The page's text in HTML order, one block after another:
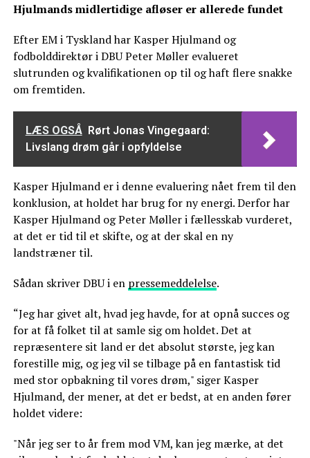
Hjulmands midlertidige afløser er allerede fundet
Efter EM i Tyskland har Kasper Hjulmand og
fodbolddirektør i DBU Peter Møller evalueret
slutrunden og kvalifikationen op til og haft flere snakke
om fremtiden.
LÆS OGSÅ Rørt Jonas Vingegaard:
Livslang drøm går i opfyldelse
Kasper Hjulmand er i denne evaluering nået frem til den
konklusion, at holdet har brug for ny energi. Derfor har
Kasper Hjulmand og Peter Møller i fællesskab vurderet,
at det er tid til et skifte, og at der skal en ny
landstræner til.
Sådan skriver DBU i en pressemeddelelse.
“Jeg har givet alt, hvad jeg havde, for at opnå succes og
for at få folket til at samle sig om holdet. Det at
repræsentere sit land er det absolut største, jeg kan
forestille mig, og jeg vil se tilbage på en fantastisk tid
med stor opbakning til vores drøm," siger Kasper
Hjulmand, der mener, at det er bedst, at en anden fører
holdet videre:
"Når jeg ser to år frem mod VM, kan jeg mærke, at det